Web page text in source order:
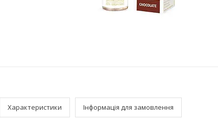
Характеристики Інформація для замовлення